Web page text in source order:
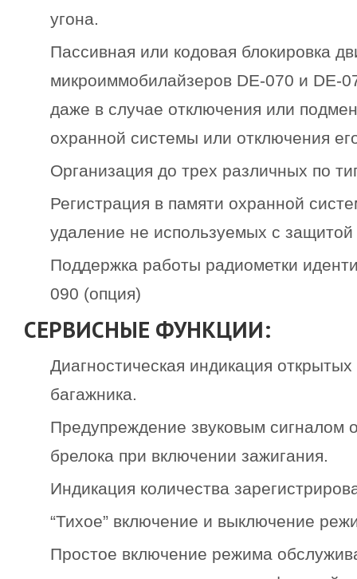
угона.
Пассивная или кодовая блокировка
микроиммобилайзеров DE-070 и DE-
даже в случае отключения или
охранной системы или отключения
Организация до трех различных по
Регистрация в памяти охранной
удаление не используемых с
Поддержка работы радиометки
090 (опция)
СЕРВИСНЫЕ ФУНКЦИИ:
Диагностическая индикация
багажника.
Предупреждение звуковым сигналом
брелока при включении зажигания.
Индикация количества
“Тихое” включение и выключение
Простое включение режима